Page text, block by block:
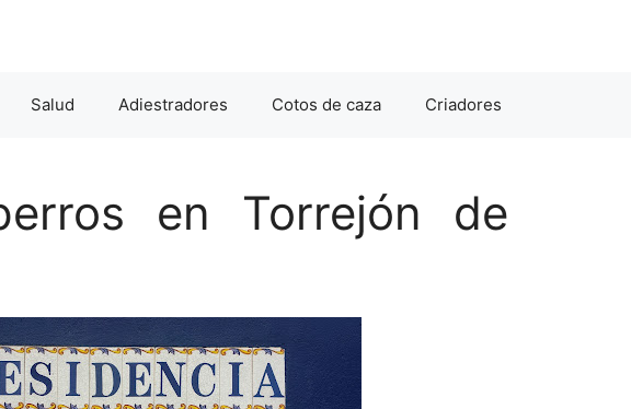
Salud Adiestradores Cotos de caza Criadores
en Torrejón de